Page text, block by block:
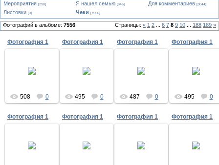
Мероприятия [290] Я нашел семью [846] Для комментариев [3044]
Листовки [0] Чеки [7556]
Фотографий в альбоме: 7556 Страницы: « 1 2 6 7 8 9 10 188 189 »
Фотография 1
15.05.2020
508 0
Фотография 1
15.05.2020
495 0
Фотография 1
15.05.2020
487 0
Фотография 1
15.05.2020
495 0
Фотография 1
15.05.2020
Фотография 1
15.05.2020
Фотография 1
15.05.2020
Фотография 1
15.05.2020